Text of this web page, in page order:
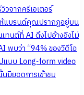
จากครีเอเตอร์
แบรนด์คุณปรากฏอยู่บน
ทนต์ที่ AI ดึงไปอ้างอิงไม่
พบว่า “94% ของวิดีโอ
แบบ Long-form video
มียอดการเข้าชม